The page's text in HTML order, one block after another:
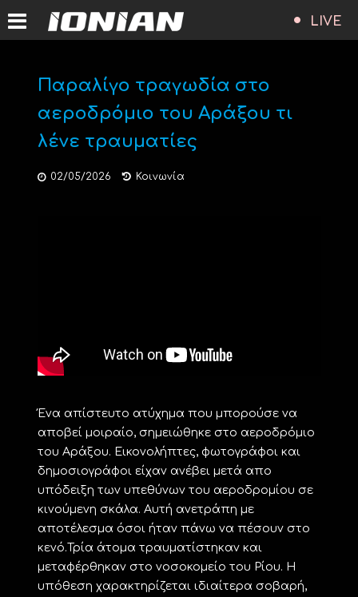
LIVE
Παραλίγο τραγωδία στο
αεροδρόμιο του Aράξου τι
λένε τραυματίες
02/05/2026 Κοινωνία
Ένα απίστευτο ατύχημα που μπορούσε να
αποβεί μοιραίο, σημειώθηκε στο αεροδρόμιο
του Αράξου. Εικονολήπτες, φωτογράφοι και
δημοσιογράφοι είχαν ανέβει μετά απο
υπόδειξη των υπεθύνων του αεροδρομίου σε
κινούμενη σκάλα. Αυτή ανετράπη με
αποτέλεσμα όσοι ήταν πάνω να πέσουν στο
κενό.Τρία άτομα τραυματίστηκαν και
μεταφέρθηκαν στο νοσοκομείο του Ρίου. Η
υπόθεση χαρακτηρίζεται ιδιαίτερα σοβαρή,